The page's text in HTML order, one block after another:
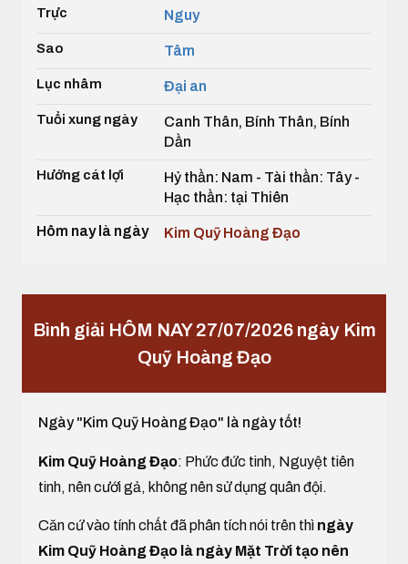
Trực Nguy
Sao Tâm
Lục nhâm Đại an
Tuổi xung ngày
Canh Thân, Bính Thân, Bính
Dần
Hướng cát lợi
Hỷ thần: Nam - Tài thần: Tây -
Hạc thần: tại Thiên
Hôm nay là ngày Kim Quỹ Hoàng Đạo
Bình giải HÔM NAY 27/07/2026 ngày Kim
Quỹ Hoàng Đạo
Ngày "Kim Quỹ Hoàng Đạo" là ngày tốt!
Kim Quỹ Hoàng Đạo: Phức đức tinh, Nguyệt tiên
tinh, nên cưới gả, không nên sử dụng quân đội.
Căn cứ vào tính chất đã phân tích nói trên thì ngày
Kim Quỹ Hoàng Đạo là ngày Mặt Trời tạo nên